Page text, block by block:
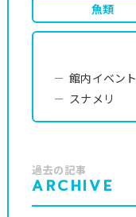
魚類
館内イベント
スナメリ
過去の記事
ARCHIVE